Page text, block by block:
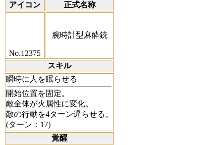
アイコン 正式名称
No.12375
腕時計型麻酔銃
スキル
瞬時に人を眠らせる
開始位置を固定。
敵全体が火属性に変化。
敵の行動を4ターン遅らせる。
(ターン：17)
覚醒